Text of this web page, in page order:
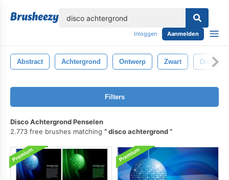
Inloggen Aanmelden
Abstract Achtergrond Ontwerp Zwart Disco
Filters
Disco Achtergrond Penselen
2.773 free brushes matching
disco achtergrond